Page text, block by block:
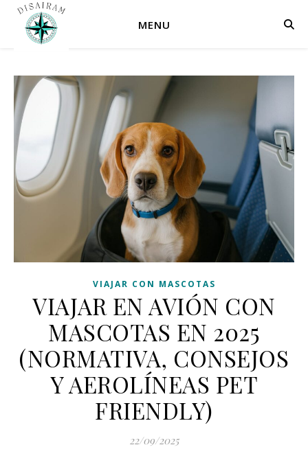
MENU
VIAJAR CON MASCOTAS
VIAJAR EN AVIÓN CON
MASCOTAS EN 2025
(NORMATIVA, CONSEJOS
Y AEROLÍNEAS PET
FRIENDLY)
22/09/2025